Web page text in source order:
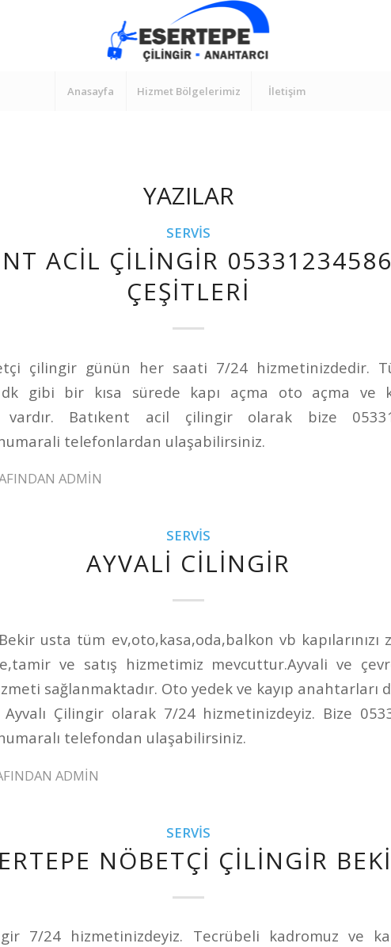
Anasayfa Hizmet Bölgelerimiz İletişim
YAZILAR
SERVIS
ACIL ÇILINGIR
ÇEŞITLERI
çilingir günün her saati 7/24 hizmetinizdedir.
gibi bir kısa sürede kapı açma oto açma ve
vardır. Batıkent acil çilingir olarak bize
telefonlardan ulaşabilirsiniz.
ADMIN
SERVIS
AYVALI CILINGIR
usta tüm ev,oto,kasa,oda,balkon vb kapılarınızı
ve satış hizmetimiz mevcuttur.Ayvali ve
sağlanmaktadır. Oto yedek ve kayıp anahtarları
Ayvalı Çilingir olarak 7/24 hizmetinizdeyiz. Bize
telefondan ulaşabilirsiniz.
ADMIN
SERVIS
NÖBETÇI ÇILINGIR
7/24 hizmetinizdeyiz. Tecrübeli kadromuz ve